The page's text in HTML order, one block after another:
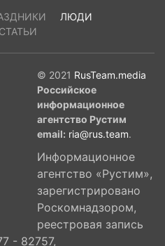
ЛЮДИ
СТАТЬИ
© 2021 RusTeam.media
Российское
информационное
агентство Рустим
email: ria@rus.team.
Информационное
агентство «Рустим»,
зарегистрировано
Роскомнадзором,
реестровая запись
- 82757,